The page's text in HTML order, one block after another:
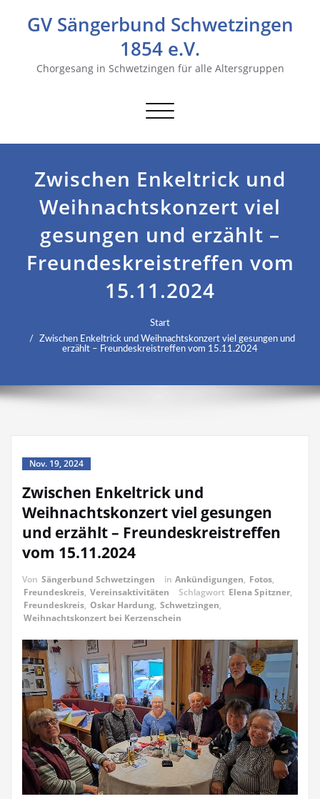
GV Sängerbund Schwetzingen
1854 e.V.
Chorgesang in Schwetzingen für alle Altersgruppen
Navigation
Zwischen Enkeltrick und
Weihnachtskonzert viel
gesungen und erzählt –
Freundeskreistreffen vom
15.11.2024
Start
Zwischen Enkeltrick und Weihnachtskonzert viel gesungen und
erzählt – Freundeskreistreffen vom 15.11.2024
Nov. 19, 2024
Zwischen Enkeltrick und
Weihnachtskonzert viel gesungen
und erzählt – Freundeskreistreffen
vom 15.11.2024
Von Sängerbund Schwetzingen in Ankündigungen, Fotos,
Freundeskreis, Vereinsaktivitäten Schlagwort Elena Spitzner,
Freundeskreis, Oskar Hardung, Schwetzingen,
Weihnachtskonzert bei Kerzenschein